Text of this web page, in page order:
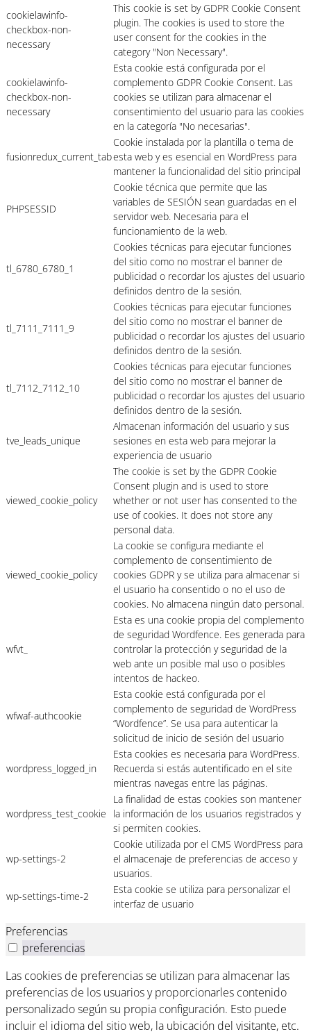
cookielawinfo-
checkbox-non-
necessary
This cookie is set by GDPR Cookie Consent
plugin. The cookies is used to store the
user consent for the cookies in the
category "Non Necessary".
cookielawinfo-
checkbox-non-
necessary
Esta cookie está configurada por el
complemento GDPR Cookie Consent. Las
cookies se utilizan para almacenar el
consentimiento del usuario para las cookies
en la categoría "No necesarias".
fusionredux_current_tab
Cookie instalada por la plantilla o tema de
esta web y es esencial en WordPress para
mantener la funcionalidad del sitio principal
PHPSESSID
Cookie técnica que permite que las
variables de SESIÓN sean guardadas en el
servidor web. Necesaria para el
funcionamiento de la web.
tl_6780_6780_1
Cookies técnicas para ejecutar funciones
del sitio como no mostrar el banner de
publicidad o recordar los ajustes del usuario
definidos dentro de la sesión.
tl_7111_7111_9
Cookies técnicas para ejecutar funciones
del sitio como no mostrar el banner de
publicidad o recordar los ajustes del usuario
definidos dentro de la sesión.
tl_7112_7112_10
Cookies técnicas para ejecutar funciones
del sitio como no mostrar el banner de
publicidad o recordar los ajustes del usuario
definidos dentro de la sesión.
tve_leads_unique
Almacenan información del usuario y sus
sesiones en esta web para mejorar la
experiencia de usuario
viewed_cookie_policy
The cookie is set by the GDPR Cookie
Consent plugin and is used to store
whether or not user has consented to the
use of cookies. It does not store any
personal data.
viewed_cookie_policy
La cookie se configura mediante el
complemento de consentimiento de
cookies GDPR y se utiliza para almacenar si
el usuario ha consentido o no el uso de
cookies. No almacena ningún dato personal.
wfvt_
Esta es una cookie propia del complemento
de seguridad Wordfence. Ees generada para
controlar la protección y seguridad de la
web ante un posible mal uso o posibles
intentos de hackeo.
wfwaf-authcookie
Esta cookie está configurada por el
complemento de seguridad de WordPress
“Wordfence”. Se usa para autenticar la
solicitud de inicio de sesión del usuario
wordpress_logged_in
Esta cookies es necesaria para WordPress.
Recuerda si estás autentificado en el site
mientras navegas entre las páginas.
wordpress_test_cookie
La finalidad de estas cookies son mantener
la información de los usuarios registrados y
si permiten cookies.
wp-settings-2
Cookie utilizada por el CMS WordPress para
el almacenaje de preferencias de acceso y
usuarios.
wp-settings-time-2
Esta cookie se utiliza para personalizar el
interfaz de usuario
Preferencias
preferencias
Las cookies de preferencias se utilizan para almacenar las
preferencias de los usuarios y proporcionarles contenido
personalizado según su propia configuración. Esto puede
incluir el idioma del sitio web, la ubicación del visitante, etc.